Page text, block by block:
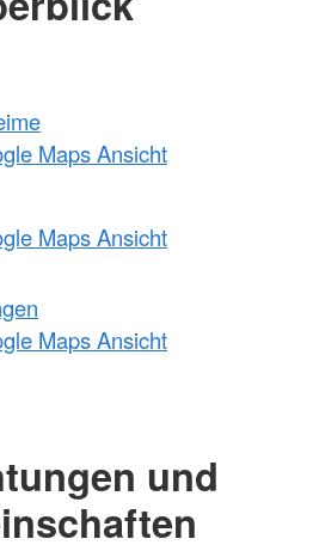
Maps Ansicht
Maps Ansicht
Maps Ansicht
und